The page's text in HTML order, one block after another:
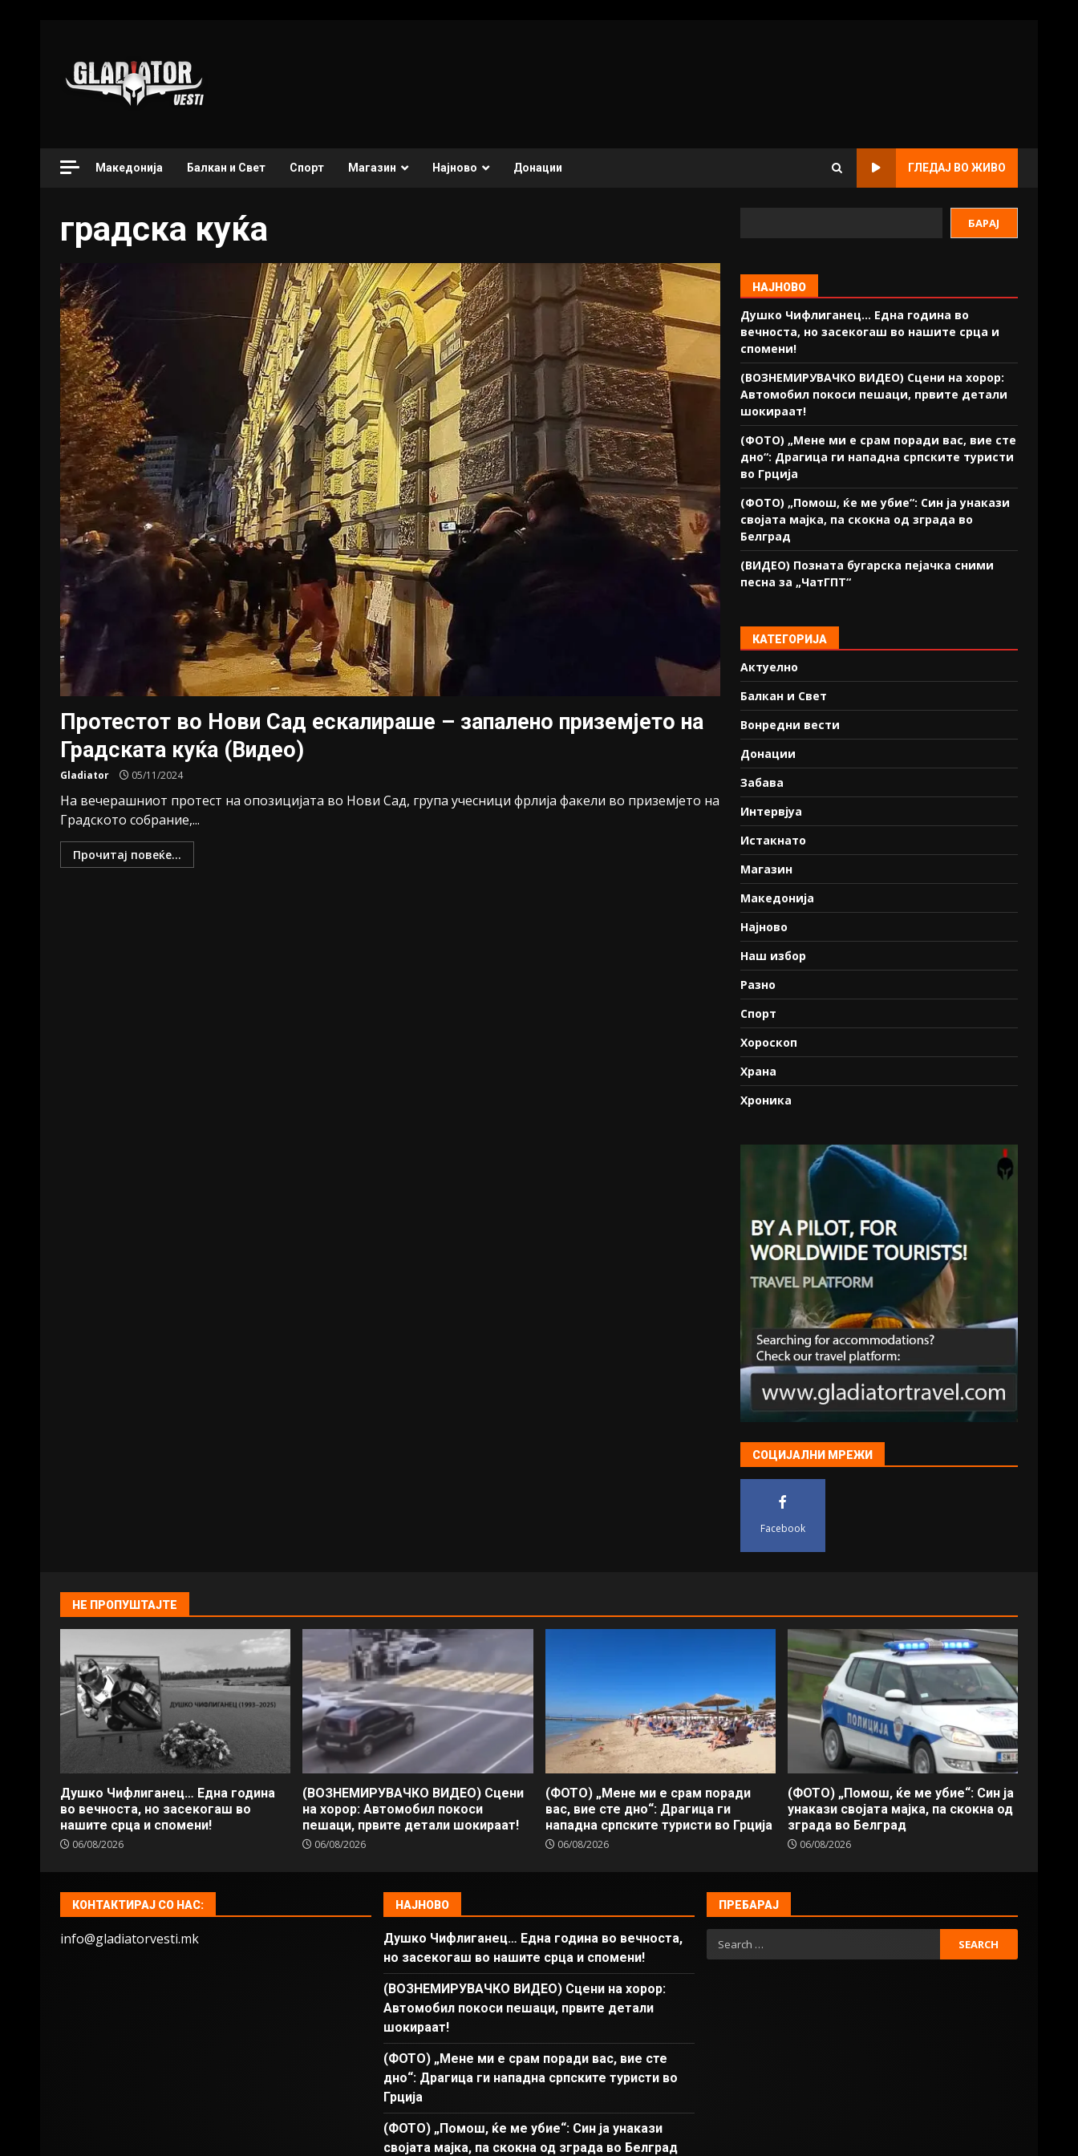
Македонија Балкан и Свет Спорт Магазин Најново Донации ГЛЕДАЈ ВО ЖИВО
градска куќа
Протестот во Нови Сад ескалираше – запалено приземјето на
Градската куќа (Видео)
Gladiator 05/11/2024
На вечерашниот протест на опозицијата во Нови Сад, група учесници фрлија факели во приземјето на
Градското собрание,...
Прочитај повеќе...
БАРАЈ
НАЈНОВО
Душко Чифлиганец… Eдна година во
вечноста, но засекогаш во нашите срца и
спомени!
(ВОЗНЕМИРУВАЧКО ВИДЕО) Сцени на хорор:
Автомобил покоси пешаци, првите детали
шокираат!
(ФОТО) „Мене ми е срам поради вас, вие сте
дно“: Драгица ги нападна српските туристи
во Грција
(ФОТО) „Помош, ќе ме убие“: Син ја унакази
својата мајка, па скокна од зграда во
Белград
(ВИДЕО) Позната бугарска пејачка сними
песна за „ЧатГПТ“
КАТЕГОРИЈА
Актуелно
Балкан и Свет
Вонредни вести
Донации
Забава
Интервјуа
Истакнато
Магазин
Македонија
Најново
Наш избор
Разно
Спорт
Хороскоп
Храна
Хроника
СОЦИЈАЛНИ МРЕЖИ
Facebook
НЕ ПРОПУШТАЈТЕ
Душко Чифлиганец… Eдна година
во вечноста, но засекогаш во
нашите срца и спомени!
06/08/2026
(ВОЗНЕМИРУВАЧКО ВИДЕО) Сцени
на хорор: Автомобил покоси
пешаци, првите детали шокираат!
06/08/2026
(ФОТО) „Мене ми е срам поради
вас, вие сте дно“: Драгица ги
нападна српските туристи во Грција
06/08/2026
(ФОТО) „Помош, ќе ме убие“: Син ја
унакази својата мајка, па скокна од
зграда во Белград
06/08/2026
КОНТАКТИРАЈ СО НАС:
info@gladiatorvesti.mk
НАЈНОВО
Душко Чифлиганец… Eдна година во вечноста,
но засекогаш во нашите срца и спомени!
(ВОЗНЕМИРУВАЧКО ВИДЕО) Сцени на хорор:
Автомобил покоси пешаци, првите детали
шокираат!
(ФОТО) „Мене ми е срам поради вас, вие сте
дно“: Драгица ги нападна српските туристи во
Грција
(ФОТО) „Помош, ќе ме убие“: Син ја унакази
својата мајка, па скокна од зграда во Белград
ПРЕБАРАЈ